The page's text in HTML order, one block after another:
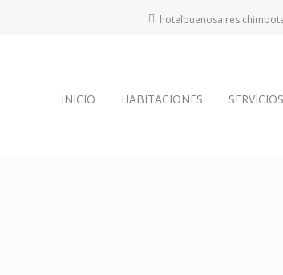
INICIO HABITACIONES SERVICIOS